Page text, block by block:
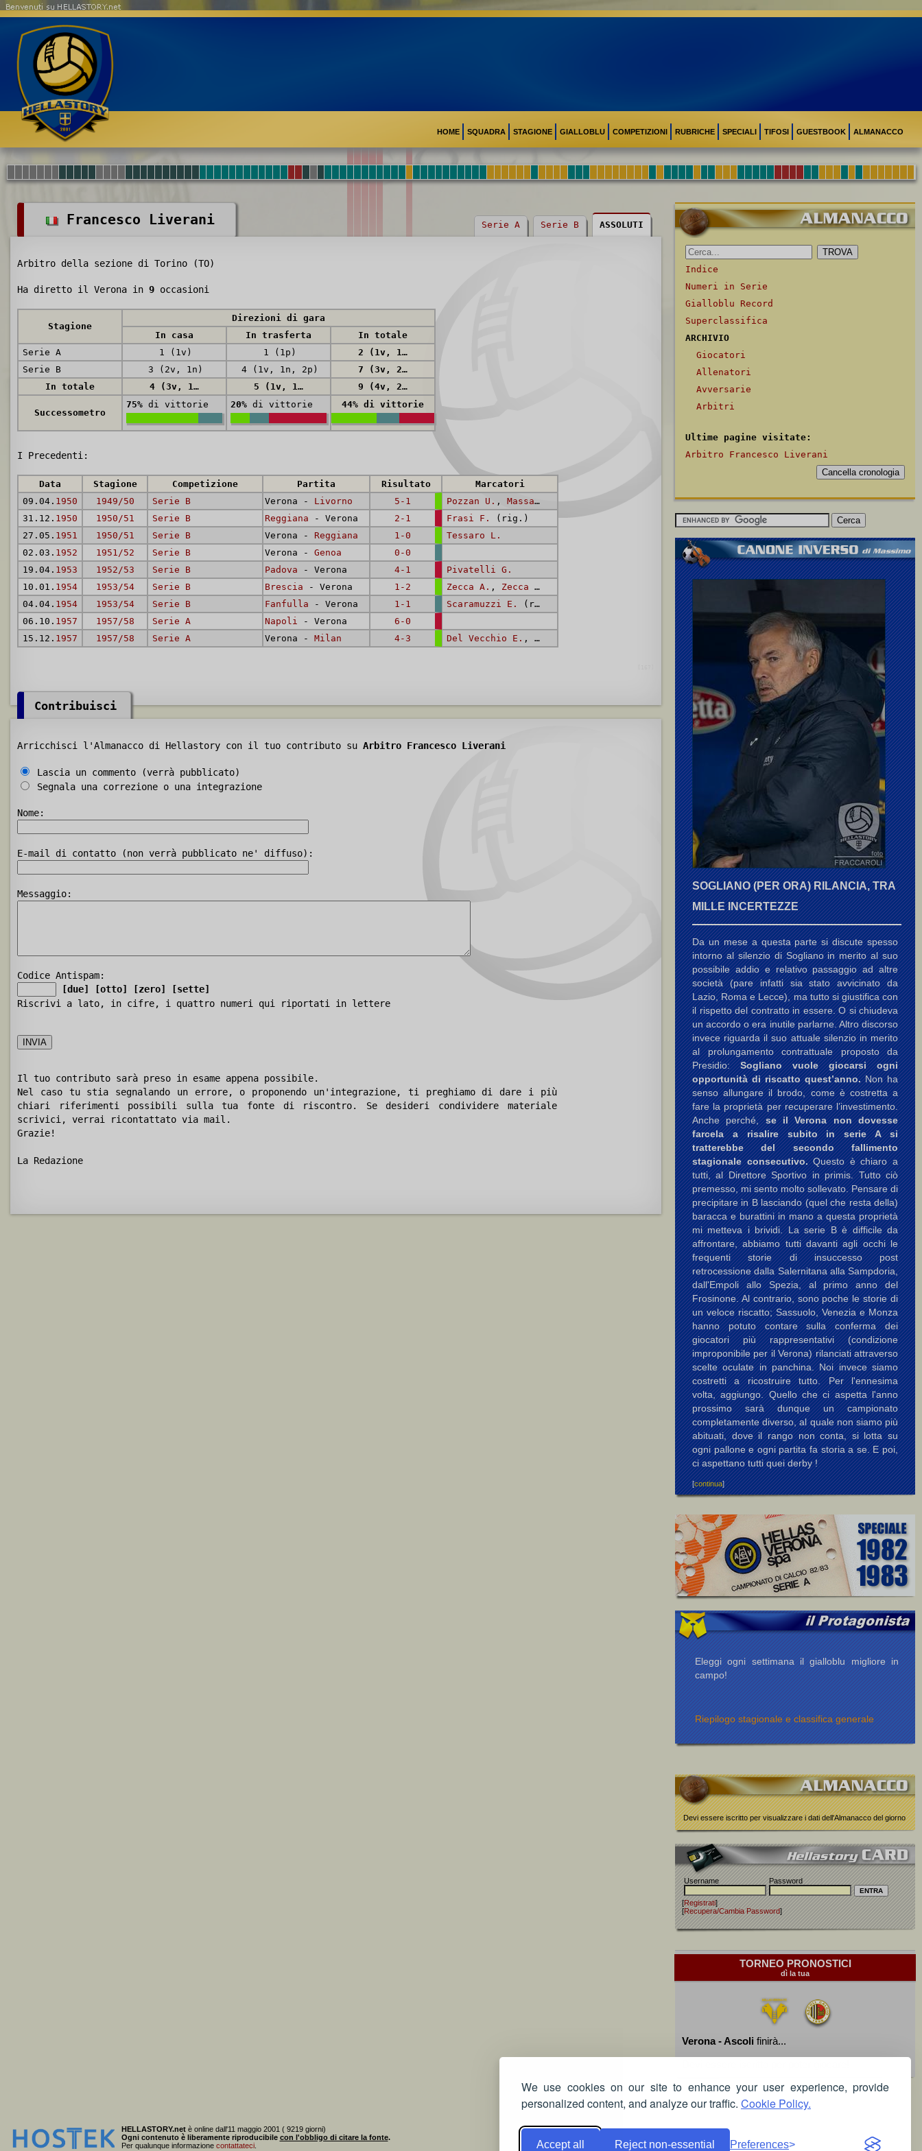
We use cookies on our site to enhance your user experience, provide
personalized content, and analyze our traffic. Cookie Policy.
Accept all Reject non-essential Preferences
HOME SQUADRA STAGIONE GIALLOBLU COMPETIZIONI RUBRICHE SPECIALI TIFOSI GUESTBOOK ALMANACCO
Benvenuti su HELLASTORY.net
Francesco Liverani Serie A Serie B ASSOLUTI
Arbitro della sezione di Torino (TO)
Ha diretto il Verona in 9 occasioni
Stagione
Direzioni di gara
In casa
In trasferta
In totale
Serie A
1 (1v) 1 (1p)
2 (1v, 1p)
Serie B
3 (2v, 1n) 4 (1v, 1n, 2p)
7 (3v, 2n, 2p)
In totale
4 (3v, 1n) 5 (1v, 1n, 3p) 9 (4v, 2n, 3p)
Successometro
75% di vittorie 20% di vittorie 44% di vittorie
I Precedenti:
Data Stagione Competizione Partita Risultato
Marcatori
09.04. 1950 1949/50 Serie B Verona - Livorno 5-1 Pozzan U. , Massari E. , Pozzan U.,Massari E.
31.12. 1950 1950/51 Serie B Reggiana - Verona 2-1 Frasi F.
(rig.)
27.05. 1951 1950/51 Serie B Verona - Reggiana 1-0
Tessaro L.
02.03. 1952 1951/52 Serie B Verona - Genoa
0-0
19.04. 1953 1952/53 Serie B Padova - Verona 4-1
Pivatelli G.
10.01. 1954 1953/54 Serie B Brescia - Verona 1-2 Zecca A. , Zecca A.
04.04. 1954 1953/54 Serie B Fanfulla - Verona 1-1 Scaramuzzi E.
(rig.)
06.10. 1957 1957/58 Serie A Napoli - Verona
6-0
15.12. 1957 1957/58 Serie A Verona - Milan 4-3 Del Vecchio E. , Basiliani A. Del Vecchio E., Gundersen F.
Contribuisci
Arricchisci l'Almanacco di Hellastory con il tuo contributo su Arbitro Francesco Liverani
Lascia un commento (verrà pubblicato)
Segnala una correzione o una integrazione
Nome:
E-mail di contatto (non verrà pubblicato ne' diffuso):
Messaggio:
Codice Antispam:
[due]
[otto] [zero]
[sette]
Riscrivi a lato, in cifre, i quattro numeri qui riportati in lettere
Il tuo contributo sarà preso in esame appena possibile.
Nel caso tu stia segnalando un errore, o proponendo un'integrazione, ti preghiamo di dare i più
chiari riferimenti possibili sulla tua fonte di riscontro. Se desideri condividere materiale
scrivici, verrai ricontattato via mail.
Grazie!
La Redazione
Indice
Numeri in Serie
Gialloblu Record
Superclassifica
ARCHIVIO
Giocatori
Allenatori
Avversarie
Arbitri
Ultime pagine visitate:
Arbitro Francesco Liverani
SOGLIANO (PER ORA) RILANCIA, TRA
MILLE INCERTEZZE
Da un mese a questa parte si discute spesso
intorno al silenzio di Sogliano in merito al suo
possibile addio e relativo passaggio ad altre
società (pare infatti sia stato avvicinato da
Lazio, Roma e Lecce), ma tutto si giustifica con
il rispetto del contratto in essere. O si chiudeva
un accordo o era inutile parlarne. Altro discorso
invece riguarda il suo attuale silenzio in merito
al prolungamento contrattuale proposto da
Presidio:Sogliano vuole giocarsi ogni
opportunità di riscatto quest’anno.Non ha
senso allungare il brodo, come è costretta a
fare la proprietà per recuperare l’investimento.
Anche perché,se il Verona non dovesse
farcela a risalire subito in serie A si
tratterebbe del secondo fallimento
stagionale consecutivo.Questo è chiaro a
tutti, al Direttore Sportivo in primis. Tutto ciò
premesso, mi sento molto sollevato. Pensare di
precipitare in B lasciando (quel che resta della)
baracca e burattini in mano a questa proprietà
mi metteva i brividi. La serie B è difficile da
affrontare, abbiamo tutti davanti agli occhi le
frequenti storie di insuccesso post
retrocessione dalla Salernitana alla Sampdoria,
dall'Empoli allo Spezia, al primo anno del
Frosinone. Al contrario, sono poche le storie di
un veloce riscatto; Sassuolo, Venezia e Monza
hanno potuto contare sulla conferma dei
giocatori più rappresentativi (condizione
improponibile per il Verona) rilanciati attraverso
scelte oculate in panchina. Noi invece siamo
costretti a ricostruire tutto. Per l'ennesima
volta, aggiungo. Quello che ci aspetta l'anno
prossimo sarà dunque un campionato
completamente diverso, al quale non siamo più
abituati, dove il rango non conta, si lotta su
ogni pallone e ogni partita fa storia a se. E poi,
ci aspettano tutti quei derby !
[continua]
Eleggi ogni settimana il gialloblu migliore in
campo!
Riepilogo stagionale e classifica generale
Devi essere iscritto per visualizzare i dati dell'Almanacco del giorno
Username Password
[Registrati]
[Recupera/Cambia Password]
TORNEO PRONOSTICI
dì la tua
Verona - Ascoli finirà...
HELLASTORY.netè online dall'11 maggio 2001 ( 9219 giorni)
Ogni contenuto è liberamente riproducibile con l'obbligo di citare la fonte.
Per qualunque informazione contattateci.